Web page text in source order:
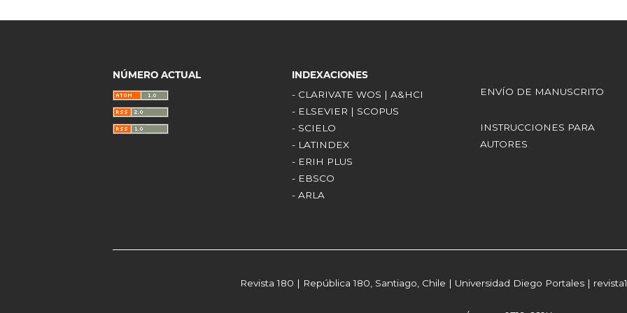
NÚMERO ACTUAL
INDEXACIONES
- CLARIVATE WOS | A&HCI
- ELSEVIER | SCOPUS
- SCIELO
- LATINDEX
- ERIH PLUS
- EBSCO
- ARLA
ENVÍO DE MANUSCRITO
INSTRUCCIONES PARA
AUTORES
Revista 180 | República 180, Santiago, Chile | Universidad Diego Portales |